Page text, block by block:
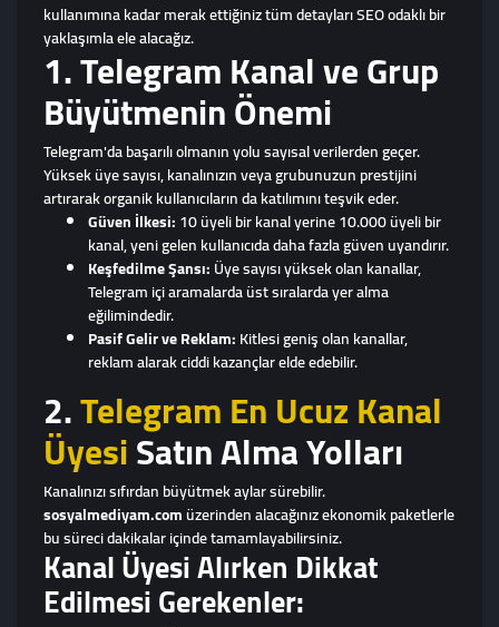
kullanımına kadar merak ettiğiniz tüm detayları SEO odaklı bir
yaklaşımla ele alacağız.
1. Telegram Kanal ve Grup
Büyütmenin Önemi
Telegram'da başarılı olmanın yolu sayısal verilerden geçer.
Yüksek üye sayısı, kanalınızın veya grubunuzun prestijini
artırarak organik kullanıcıların da katılımını teşvik eder.
Güven İlkesi:10 üyeli bir kanal yerine 10.000 üyeli bir
kanal, yeni gelen kullanıcıda daha fazla güven uyandırır.
Keşfedilme Şansı:Üye sayısı yüksek olan kanallar,
Telegram içi aramalarda üst sıralarda yer alma
eğilimindedir.
Pasif Gelir ve Reklam:Kitlesi geniş olan kanallar,
reklam alarak ciddi kazançlar elde edebilir.
2.Telegram En Ucuz Kanal
ÜyesiSatın Alma Yolları
Kanalınızı sıfırdan büyütmek aylar sürebilir.
sosyalmediyam.comüzerinden alacağınız ekonomik paketlerle
bu süreci dakikalar içinde tamamlayabilirsiniz.
Kanal Üyesi Alırken Dikkat
Edilmesi Gerekenler: